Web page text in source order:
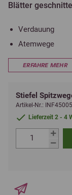
Blätter
Verdauung
Atemwege
ERFAHRE MEHR
Stiefel
Artikel-Nr.:
Lieferzeit 2 - 4